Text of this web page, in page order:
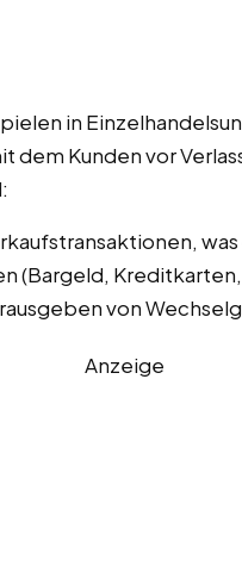
in
Kunden vor
was
(Bargeld,
von
Anzeige